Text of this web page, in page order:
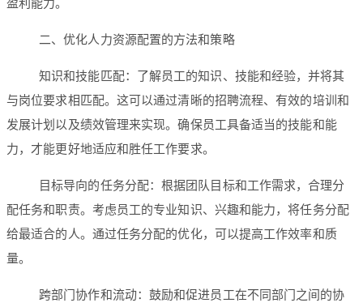
盈利能力。
二、优化人力资源配置的方法和策略
知识和技能匹配：了解员工的知识、技能和经验，并将其
与岗位要求相匹配。这可以通过清晰的招聘流程、有效的培训和
发展计划以及绩效管理来实现。确保员工具备适当的技能和能
力，才能更好地适应和胜任工作要求。
目标导向的任务分配：根据团队目标和工作需求，合理分
配任务和职责。考虑员工的专业知识、兴趣和能力，将任务分配
给最适合的人。通过任务分配的优化，可以提高工作效率和质
量。
跨部门协作和流动：鼓励和促进员工在不同部门之间的协